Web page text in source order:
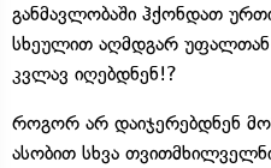
განმავლობაში ჰქონდათ
სხეულით აღმდგარ უფალთან
კვლავ იღებდნენ!?
როგორ არ დაიჯერებდნენ
ასობით სხვა